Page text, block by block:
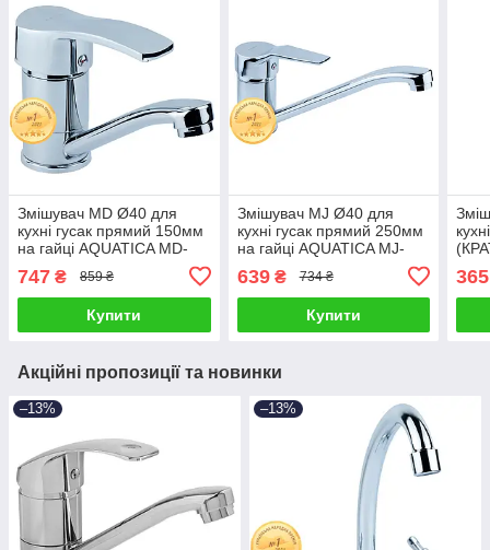
Змішувач MD Ø40 для
кухні гусак прямий 150мм
на гайці AQUATICA MD-
747 ₴ 859 ₴
Купити
Змішувач MJ Ø40 для
кухні гусак прямий 250мм
на гайці AQUATICA MJ-
639₴ 734 ₴
Купити
365
Акційні пропозиції та новинки
–13% –13%